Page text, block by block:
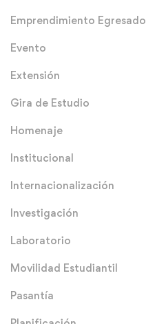
Emprendimiento Egresado
Evento
Extensión
Gira de Estudio
Homenaje
Institucional
Internacionalización
Investigación
Laboratorio
Movilidad Estudiantil
Pasantía